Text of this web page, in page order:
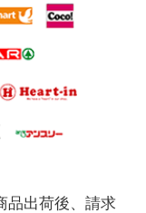
品出荷後、請求